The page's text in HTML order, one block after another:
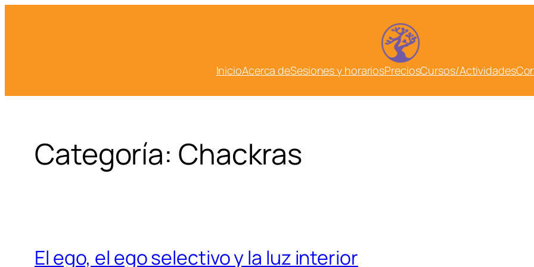
InicioAcerca deSesiones y horariosPreciosCursos/Actividades
Categoría: Chackras
El ego, el ego selectivo y la luz interior